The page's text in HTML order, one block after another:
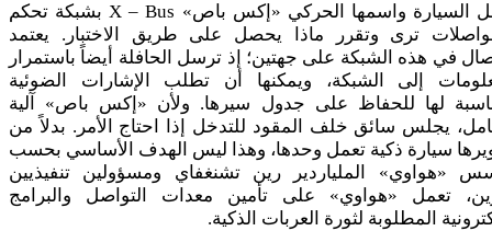
تتصل السيارة واسمها الحركي «إكس باص» X – Bus بشبكة تحكم
ترى وتقرر ماذا يحصل على طريق الاختبار. يعتمد
في هذه الشبكة على جهتين؛ إذ ترسل الحافلة أيضاً باستمرار
إلى الشبكة، ويمكنها أن تطلب الإشارات الضوئية
لها للحفاظ على جدول سيرها. ولأن «إكس باص» آلية
يجلس سائق خلف المقود للتدخل إذا احتاج الأمر. بدلاً من
سيارة ذكية تعمل وحدها، وهذا ليس الهدف الأساسي بحسب
«هواوي» الملياردير رين تشنغفاي ومسؤولين تنفيذيين
تعمل «هواوي» على تأمين معدات التواصل والبرامج
المطلوبة لثورة العربات الذكية.